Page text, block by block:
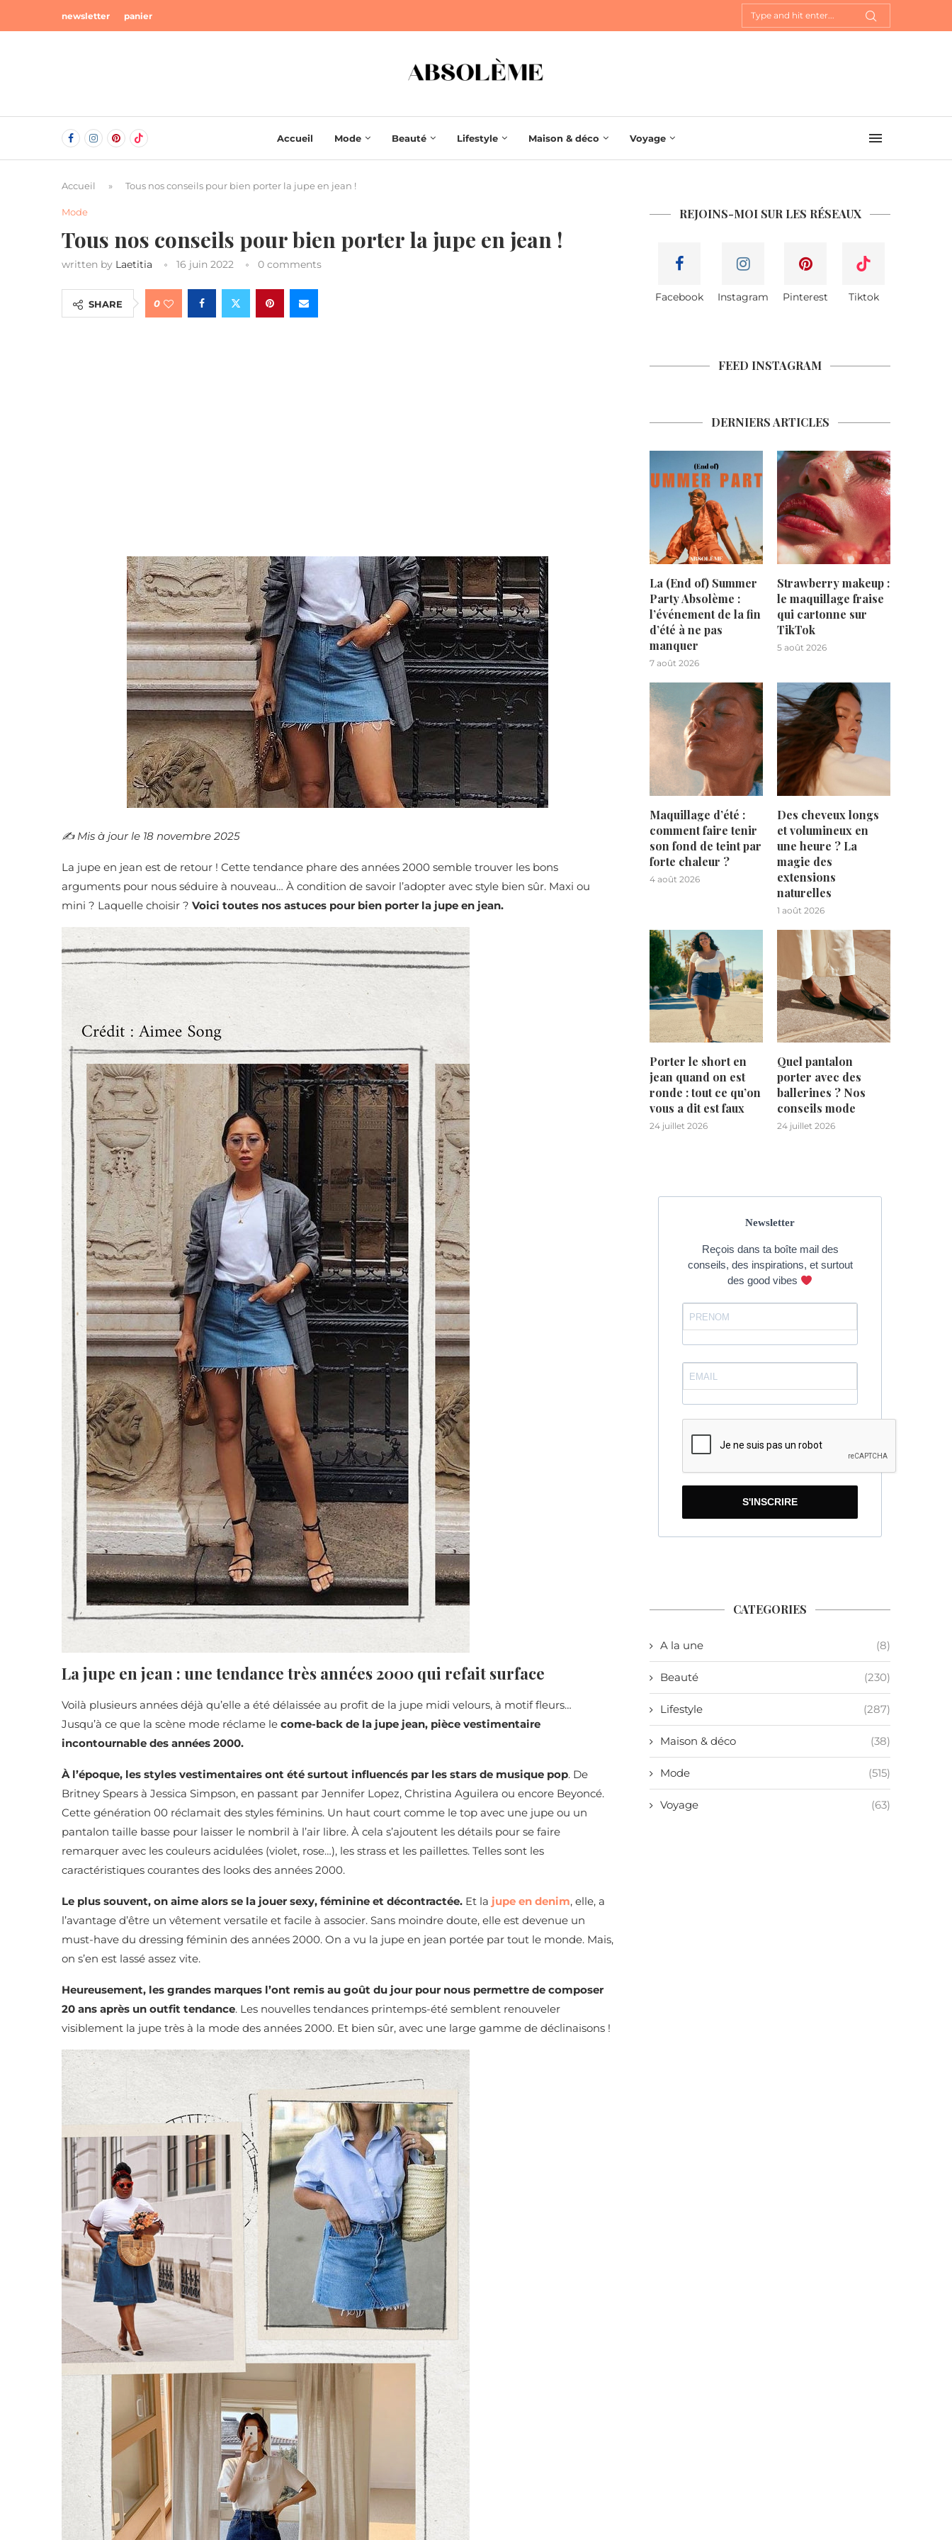
newsletter panier
Accueil Mode Beauté Lifestyle Maison & déco Voyage
Accueil » Tous nos conseils pour bien porter la jupe en jean !
Mode
Tous nos conseils pour bien porter la jupe en jean !
written by Laetitia 16 juin 2022 0 comments
SHARE 0
✍️​ Mis à jour le 18 novembre 2025
La jupe en jean est de retour ! Cette tendance phare des années 2000 semble trouver les bons
arguments pour nous séduire à nouveau… À condition de savoir l’adopter avec style bien sûr. Maxi ou
mini ? Laquelle choisir ? Voici toutes nos astuces pour bien porter la jupe en jean.
La jupe en jean : une tendance très années 2000 qui refait surface
Voilà plusieurs années déjà qu’elle a été délaissée au profit de la jupe midi velours, à motif fleurs…
Jusqu’à ce que la scène mode réclame le come-back de la jupe jean, pièce vestimentaire
incontournable des années 2000.
À l’époque, les styles vestimentaires ont été surtout influencés par les stars de musique pop. De
Britney Spears à Jessica Simpson, en passant par Jennifer Lopez, Christina Aguilera ou encore Beyoncé.
Cette génération 00 réclamait des styles féminins. Un haut court comme le top avec une jupe ou un
pantalon taille basse pour laisser le nombril à l’air libre. À cela s’ajoutent les détails pour se faire
remarquer avec les couleurs acidulées (violet, rose…), les strass et les paillettes. Telles sont les
caractéristiques courantes des looks des années 2000.
Le plus souvent, on aime alors se la jouer sexy, féminine et décontractée. Et la jupe en denim, elle, a
l’avantage d’être un vêtement versatile et facile à associer. Sans moindre doute, elle est devenue un
must-have du dressing féminin des années 2000. On a vu la jupe en jean portée par tout le monde. Mais,
on s’en est lassé assez vite.
Heureusement, les grandes marques l’ont remis au goût du jour pour nous permettre de composer
20 ans après un outfit tendance. Les nouvelles tendances printemps-été semblent renouveler
visiblement la jupe très à la mode des années 2000. Et bien sûr, avec une large gamme de déclinaisons !
REJOINS-MOI SUR LES RÉSEAUX
Facebook Instagram Pinterest Tiktok
FEED INSTAGRAM
DERNIERS ARTICLES
La (End of) Summer
Party Absolème :
l’événement de la fin
d’été à ne pas
manquer
7 août 2026
Strawberry makeup :
le maquillage fraise
qui cartonne sur
TikTok
5 août 2026
Maquillage d’été :
comment faire tenir
son fond de teint par
forte chaleur ?
4 août 2026
Des cheveux longs
et volumineux en
une heure ? La
magie des
extensions
naturelles
1 août 2026
Porter le short en
jean quand on est
ronde : tout ce qu’on
vous a dit est faux
24 juillet 2026
Quel pantalon
porter avec des
ballerines ? Nos
conseils mode
24 juillet 2026
Newsletter
Reçois dans ta boîte mail des
conseils, des inspirations, et surtout
des good vibes
S'INSCRIRE
CATEGORIES
A la une (8)
Beauté (230)
Lifestyle (287)
Maison & déco (38)
Mode (515)
Voyage (63)